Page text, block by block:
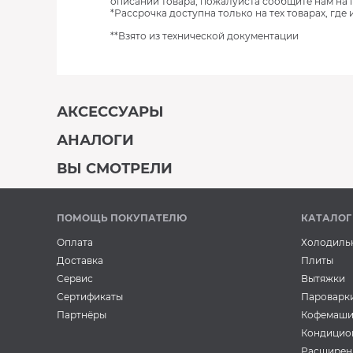
*Рассрочка доступна только на тех товарах,
**Взято из технической документации
АКСЕССУАРЫ
Аксессуары
Силиконовые
Аксессуары
стиральный
АНАЛОГИ
Стиральные
Стиральная
ВЫ СМОТРЕЛИ
ПОМОЩЬ ПОКУПАТЕЛЮ
Оплата
Доставка
Сервис
Сертификаты
Партнёры
Плиты
Вытяжки